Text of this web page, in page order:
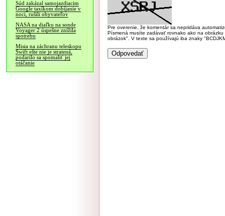
Súd zakázal samojazdiacim
Google taxíkom dobíjanie v
noci, rušili obyvateľov
NASA na diaľku na sonde
Voyager 2 úspešne znížila
spotrebu
Misia na záchranu teleskopu
Swift ešte nie je stratená,
podarilo sa spomaliť jej
otáčanie
Pre overenie, že komentár sa nepridáva
Písmená musíte zadávať rovnako ako na
obrázok". V texte sa používajú iba znaky